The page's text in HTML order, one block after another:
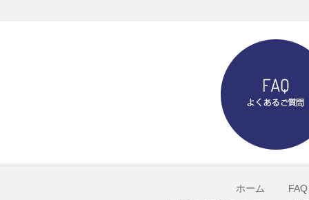
ホーム
FAQ